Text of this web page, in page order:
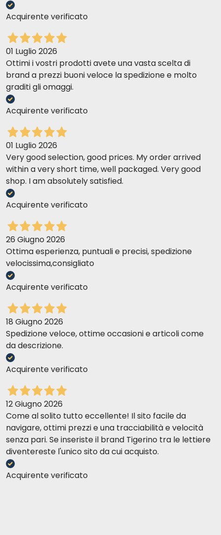
Acquirente verificato
01 Luglio 2026
Ottimi i vostri prodotti avete una vasta scelta di
brand a prezzi buoni veloce la spedizione e molto
graditi gli omaggi.
Acquirente verificato
01 Luglio 2026
Very good selection, good prices. My order arrived
within a very short time, well packaged. Very good
shop. I am absolutely satisfied.
Acquirente verificato
26 Giugno 2026
Ottima esperienza, puntuali e precisi, spedizione
velocissima,consigliato
Acquirente verificato
18 Giugno 2026
Spedizione veloce, ottime occasioni e articoli come
da descrizione.
Acquirente verificato
12 Giugno 2026
Come al solito tutto eccellente! Il sito facile da
navigare, ottimi prezzi e una tracciabilità e velocità
senza pari. Se inseriste il brand Tigerino tra le lettiere
diventereste l'unico sito da cui acquisto.
Acquirente verificato